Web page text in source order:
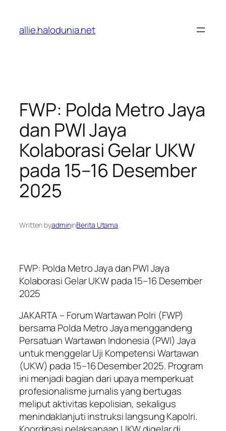
konten
allie.halodunia.net
FWP: Polda Metro Jaya
dan PWI Jaya
Kolaborasi Gelar UKW
pada 15–16 Desember
2025
Written byadmininBerita Utama
FWP: Polda Metro Jaya dan PWI Jaya
Kolaborasi Gelar UKW pada 15–16 Desember
2025
JAKARTA – Forum Wartawan Polri (FWP)
bersama Polda Metro Jaya menggandeng
Persatuan Wartawan Indonesia (PWI) Jaya
untuk menggelar Uji Kompetensi Wartawan
(UKW) pada 15–16 Desember 2025. Program
ini menjadi bagian dari upaya memperkuat
profesionalisme jurnalis yang bertugas
meliput aktivitas kepolisian, sekaligus
menindaklanjuti instruksi langsung Kapolri.